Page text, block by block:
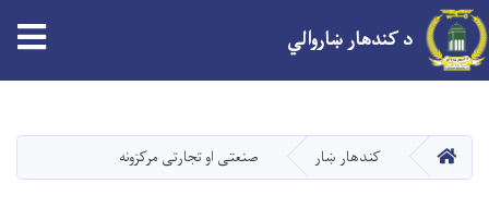
دانګل
د کندهار ښاروالي
کور کندهار ښار صنعتی او تجارتی مرکزونه